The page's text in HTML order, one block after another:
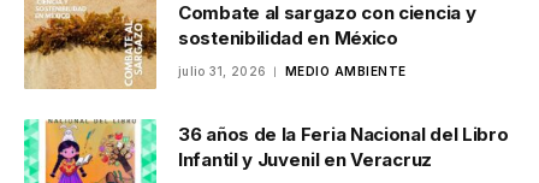
Combate al sargazo con ciencia y
sostenibilidad en México
julio 31, 2026 MEDIO AMBIENTE
36 años de la Feria Nacional del Libro
Infantil y Juvenil en Veracruz